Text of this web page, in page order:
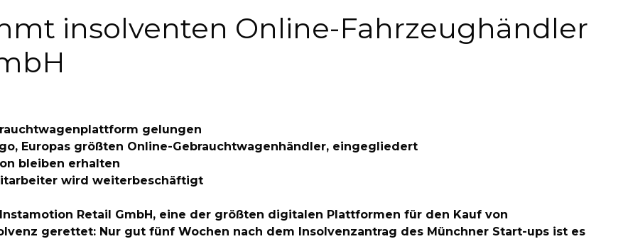
insolventen Online-Fahrzeughändler
gelungen
Europas größten Online-Gebrauchtwagenhändler, eingegliedert
bleiben erhalten
wird weiterbeschäftigt
Retail GmbH, eine der größten digitalen Plattformen für den Kauf von
gerettet: Nur gut fünf Wochen nach dem Insolvenzantrag des Münchner Start-ups ist es